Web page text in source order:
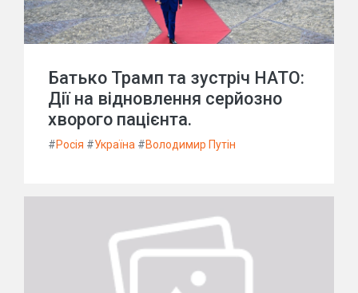
Батько Трамп та зустріч НАТО:
Дії на відновлення серйозно
хворого пацієнта.
#Росія #Україна #Володимир Путін